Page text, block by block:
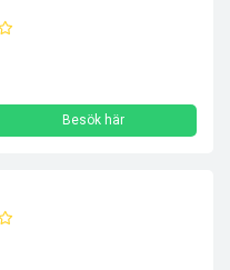
Besök här